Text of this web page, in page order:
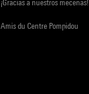
¡Gracias a nuestros mecenas!
Amis du Centre Pompidou